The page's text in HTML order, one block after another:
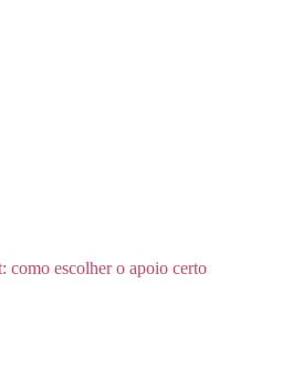
como escolher o apoio certo